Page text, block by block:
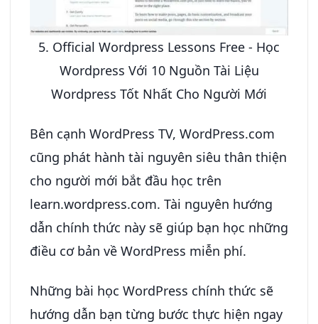
5. Official Wordpress Lessons Free - Học
Wordpress Với 10 Nguồn Tài Liệu
Wordpress Tốt Nhất Cho Người Mới
Bên cạnh WordPress TV, WordPress.com
cũng phát hành tài nguyên siêu thân thiện
cho người mới bắt đầu học trên
learn.wordpress.com. Tài nguyên hướng
dẫn chính thức này sẽ giúp bạn học những
điều cơ bản về WordPress miễn phí.
Những bài học WordPress chính thức sẽ
hướng dẫn bạn từng bước thực hiện ngay